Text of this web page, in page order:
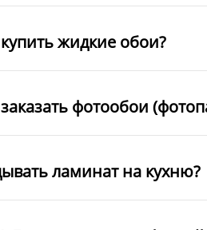
жидкие обои?
фотообои
ламинат на кухню?